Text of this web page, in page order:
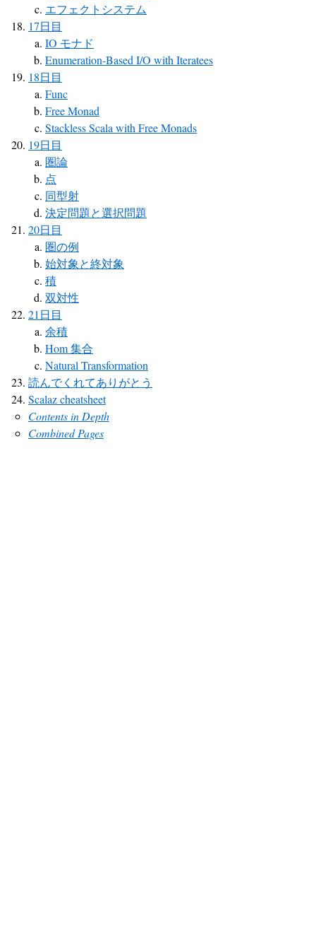
エフェクトシステム
17日目
IO モナド
Enumeration-Based I/O with Iteratees
18日目
Func
Free Monad
Stackless Scala with Free Monads
19日目
圏論
点
同型射
決定問題と選択問題
20日目
圏の例
始対象と終対象
積
双対性
21日目
余積
Hom 集合
Natural Transformation
読んでくれてありがとう
Scalaz cheatsheet
Contents in Depth
Combined Pages